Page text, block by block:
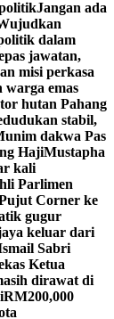
Jangan ada
dalam
jawatan,
misi perkasa
warga emas
hutan Pahang
stabil,
dakwa Pas
HajiMustapha
kali
Parlimen
Corner ke
gugur
keluar dari
Sabri
Ketua
dirawat di
RM200,000